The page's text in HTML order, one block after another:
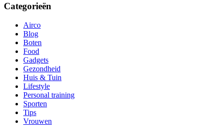
Categorieën
Airco
Blog
Boten
Food
Gadgets
Gezondheid
Huis & Tuin
Lifestyle
Personal training
Sporten
Tips
Vrouwen